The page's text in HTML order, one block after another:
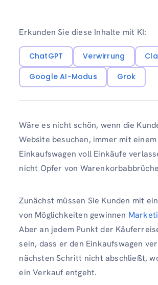
Erkunden Sie diese Inhalte mit KI:
ChatGPT Verwirrung
Google AI-Modus
Grok
Wäre es nicht schön, wenn die
Website besuchen, immer mit einem
Einkaufswagen voll Einkäufe
nicht Opfer von
Zunächst müssen Sie Kunden mit
von Möglichkeiten gewinnen
Aber an jedem Punkt der
sein, dass er den Einkaufswagen
nächsten Schritt nicht abschließt,
ein Verkauf entgeht.